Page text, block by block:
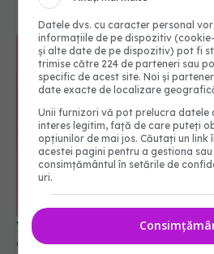
Varice tratate fără durere? O
este la un pas de aprobarea
Datele dvs. cu caracter personal
informațiile de pe dispozitiv
și alte date de pe dispozitiv) pot fi
trimise către 224 de parteneri sau
specific de acest site. Noi și
date exacte de localizare
Unii furnizori vă pot prelucra datele
interes legitim, față de care puteți
opțiunilor de mai jos. Căutați un link
acestei pagini pentru a gestiona
consimțământul în setările de
uri.